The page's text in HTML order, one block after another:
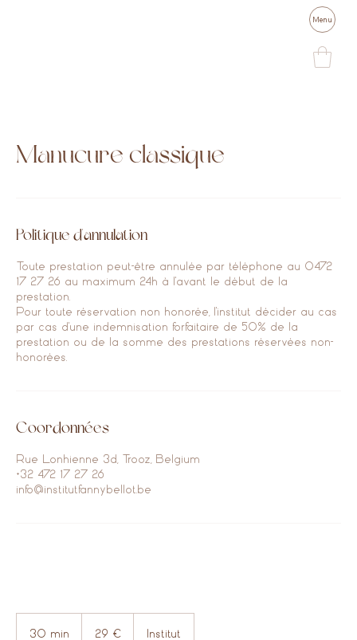
Menu
Manucure classique
Politique d'annulation
Toute prestation peut-être annulée par téléphone au 0472
17 27 26 au maximum 24h à l'avant le début de la
prestation.
Pour toute réservation non honorée, l'institut décider au cas
par cas d'une indemnisation forfaitaire de 50% de la
prestation ou de la somme des prestations réservées non-
honorées.
Coordonnées
Rue Lonhienne 3d, Trooz, Belgium
+32 472 17 27 26
info@institutfannybellot.be
30 min
euros
29 €
Institut